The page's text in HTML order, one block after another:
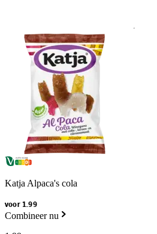
Katja Alpaca's cola
voor 1.99
Combineer nu